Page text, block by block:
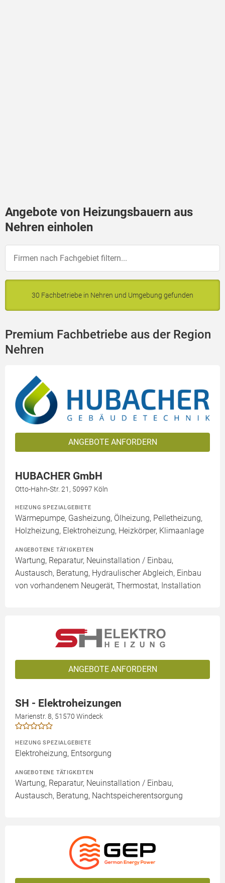
Angebote von Heizungsbauern aus
Nehren einholen
30 Fachbetriebe in Nehren und Umgebung gefunden
Premium Fachbetriebe aus der Region
Nehren
ANGEBOTE ANFORDERN
HUBACHER GmbH
Otto-Hahn-Str. 21, 50997 Köln
HEIZUNG SPEZIALGEBIETE
Wärmepumpe, Gasheizung, Ölheizung, Pelletheizung,
Holzheizung, Elektroheizung, Heizkörper, Klimaanlage
ANGEBOTENE TÄTIGKEITEN
Wartung, Reparatur, Neuinstallation / Einbau,
Austausch, Beratung, Hydraulischer Abgleich, Einbau
von vorhandenem Neugerät, Thermostat, Installation
ANGEBOTE ANFORDERN
SH - Elektroheizungen
Marienstr. 8, 51570 Windeck
HEIZUNG SPEZIALGEBIETE
Elektroheizung, Entsorgung
ANGEBOTENE TÄTIGKEITEN
Wartung, Reparatur, Neuinstallation / Einbau,
Austausch, Beratung, Nachtspeicherentsorgung